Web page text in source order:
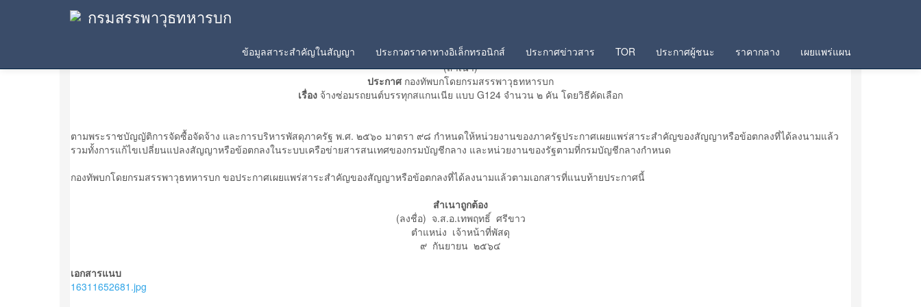
กรมสรรพาวุธทหารบก
ข้อมูลสาระสำคัญในสัญญา ประกวดราคาทางอิเล็กทรอนิกส์ ประกาศข่าวสาร TOR ประกาศผู้ชนะ ราคากลาง เผยแพร่แผน
ข้อมูลสาระสำคัญในสัญญา
(สำเนา)
ประกาศกองทัพบกโดยกรมสรรพาวุธทหารบก
เรื่อง จ้างซ่อมรถยนต์บรรทุกสแกนเนีย แบบ G124 จำนวน ๒ คัน โดยวิธีคัดเลือก
ตามพระราชบัญญัติการจัดซื้อจัดจ้าง และการบริหารพัสดุภาครัฐ พ.ศ. ๒๕๖๐ มาตรา ๙๘ กำหนดให้หน่วยงานของภาครัฐประกาศเผยแพร่สาระสำคัญของสัญญาหรือข้อตกลงที่ได้ลงนามแล้ว
รวมทั้งการแก้ไขเปลี่ยนแปลงสัญญาหรือข้อตกลงในระบบเครือข่ายสารสนเทศของกรมบัญชีกลาง และหน่วยงานของรัฐตามที่กรมบัญชีกลางกำหนด
กองทัพบกโดยกรมสรรพาวุธทหารบก ขอประกาศเผยแพร่สาระสำคัญของสัญญาหรือข้อตกลงที่ได้ลงนามแล้วตามเอกสารที่แนบท้ายประกาศนี้
สำเนาถูกต้อง
(ลงชื่อ) จ.ส.อ.เทพฤทธิ์ ศรีขาว
ตำแหน่ง เจ้าหน้าที่พัสดุ
๙ กันยายน ๒๕๖๔
เอกสารแนบ
16311652681.jpg